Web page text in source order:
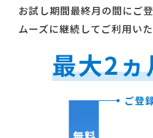
お試し期間最終月の間にご
ムーズに継続してご利用いた